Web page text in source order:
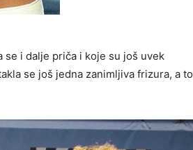
i dalje priča i koje su još uvek
se još jedna zanimljiva frizura, a to